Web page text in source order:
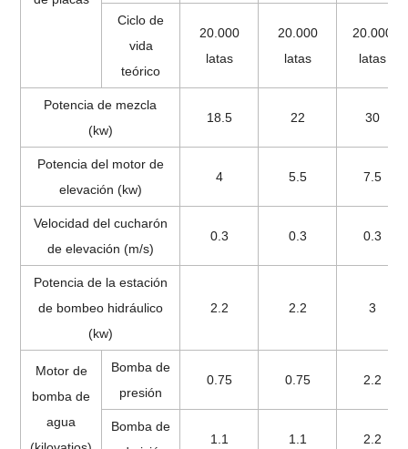
Ciclo de
vida
teórico
20.000
latas
20.000
latas
20.000
latas
Potencia de mezcla
(kw)
18.5 22 30
Potencia del motor de
elevación (kw)
4 5.5 7.5
Velocidad del cucharón
de elevación (m/s)
0.3 0.3 0.3
Potencia de la estación
de bombeo hidráulico
(kw)
2.2 2.2 3
Motor de
bomba de
agua
Bomba de
presión
0.75 0.75 2.2
Bomba de
1.1 1.1 2.2